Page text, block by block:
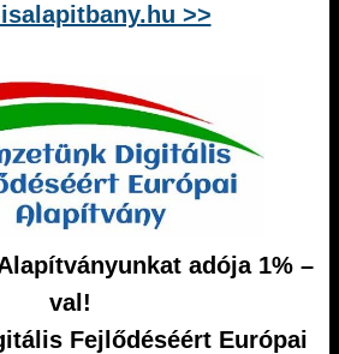
>>
adója 1% –
val!
Fejlődéséért Európai